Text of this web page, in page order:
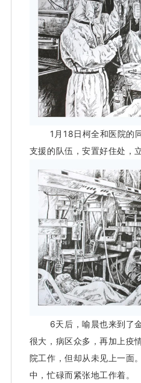
1月18日柯全和医院的
支援的队伍，安置好住处，
6天后，喻晨也来到了
很大，病区众多，再加上疫
院工作，但却从未见上一面。
中，忙碌而紧张地工作着。